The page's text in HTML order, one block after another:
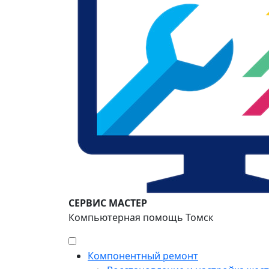
СЕРВИС МАСТЕР
Компьютерная помощь Томск
Компонентный ремонт